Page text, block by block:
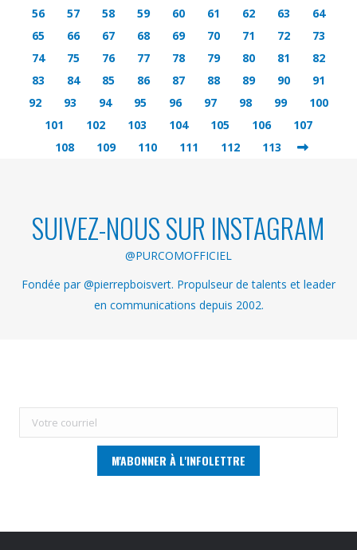
56
57 58 59 60 61 62 63
64
65
66 67 68 69 70 71 72
73
74
75 76 77 78 79 80 81
82
83
84 85 86 87 88 89 90
91
92
93 94 95 96 97 98 99
100
101
102 103 104 105 106
107
108
109 110 111 112 113
SUIVEZ-NOUS SUR INSTAGRAM
@PURCOMOFFICIEL
Fondée par @pierrepboisvert. Propulseur de talents et leader
en communications depuis 2002.